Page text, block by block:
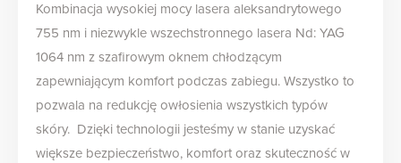
Kombinacja wysokiej mocy lasera aleksandrytowego
755 nm i niezwykle wszechstronnego lasera Nd: YAG
1064 nm z szafirowym oknem chłodzącym
zapewniającym komfort podczas zabiegu. Wszystko to
pozwala na redukcję owłosienia wszystkich typów
skóry. Dzięki technologii jesteśmy w stanie uzyskać
większe bezpieczeństwo, komfort oraz skuteczność w